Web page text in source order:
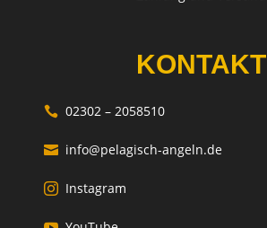
KONTAKT
 02302 – 2058510
 info@pelagisch-angeln.de
 Instagram